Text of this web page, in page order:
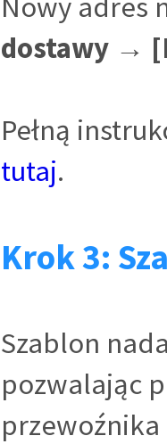
dostawy →
Pełną
tutaj.
Krok 3:
Szablon
pozwalając